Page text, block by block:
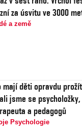
za úsvitu ve 3000
a země
mají děti opravdu
jsme se
a pedagogů
Psychologie